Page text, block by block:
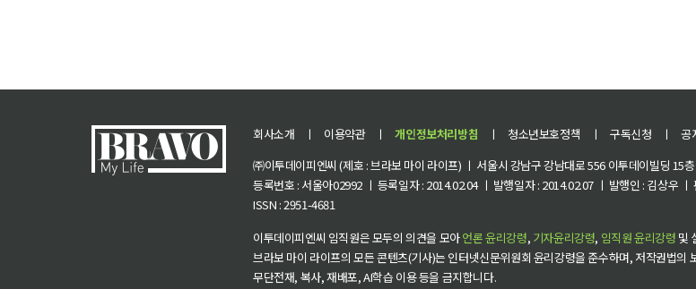
회사소개 ㅣ 이용약관 ㅣ 개인정보처리방침 ㅣ 청소년보호정책 ㅣ 구독신청 ㅣ 공
㈜이투데이피엔씨 (제호 : 브라보 마이 라이프) ㅣ 서울시 강남구 강남대로 556 이투데이빌딩 15
등록번호 : 서울아02992 ㅣ 등록일자 : 2014.02.04 ㅣ 발행일자 : 2014.02.07 ㅣ 발행인 : 김상우
ISSN : 2951-4681
이투데이피엔씨 임직원은 모두의 의견을 모아언론 윤리강령, 기자윤리강령, 임직원 윤리강령 및
브라보 마이 라이프의 모든 콘텐츠(기사)는 인터넷신문위원회 윤리강령을 준수하며, 저작권법의
무단전재, 복사, 재배포, AI학습 이용 등을 금지합니다.